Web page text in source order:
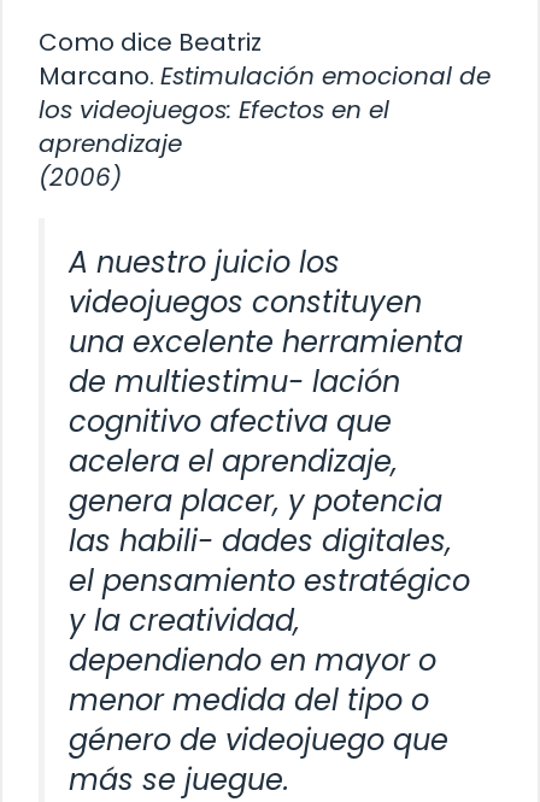
Como dice Beatriz
Marcano. Estimulación emocional de
los videojuegos: Efectos en el
aprendizaje
(2006)
A nuestro juicio los
videojuegos constituyen
una excelente herramienta
de multiestimu- lación
cognitivo afectiva que
acelera el aprendizaje,
genera placer, y potencia
las habili- dades digitales,
el pensamiento estratégico
y la creatividad,
dependiendo en mayor o
menor medida del tipo o
género de videojuego que
más se juegue.